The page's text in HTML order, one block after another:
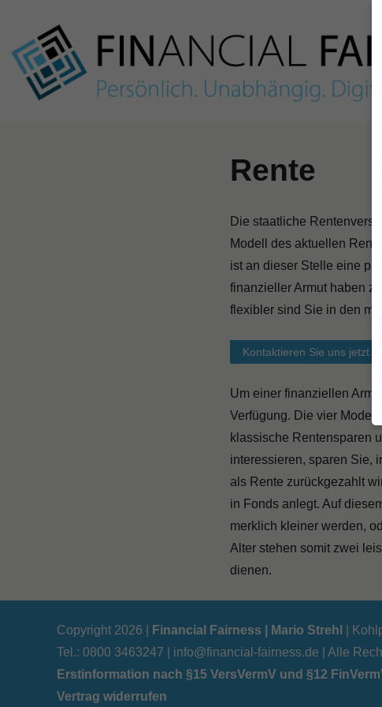
content
Rente
Die staatliche
Modell des aktuellen
ist an dieser Stelle eine
finanzieller Armut haben
flexibler sind Sie in den
Kontaktieren Sie uns jetzt
Um einer finanziellen
Verfügung. Die vier
klassische Rentensparen
interessieren, sparen Sie,
als Rente zurückgezahlt
in Fonds anlegt. Auf
merklich kleiner werden,
Alter stehen somit zwei
dienen.
Copyright 2026 | Financial Fairness | Mario Strehl
|
Tel.: 0800 3463247 | info@financial-fairness.de | Alle
Erstinformation nach §15 VersVermV und §12
Vertrag widerrufen